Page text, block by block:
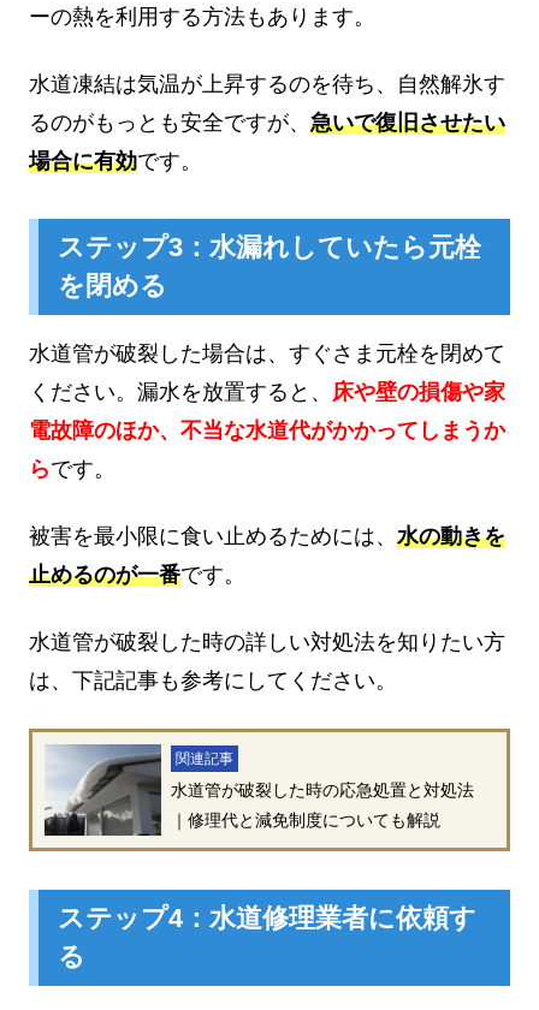
ーの熱を利用する方法もあります。
水道凍結は気温が上昇するのを待ち、自然解氷す
るのがもっとも安全ですが、 急いで復旧させたい
場合に有効です。
ステップ3：水漏れしていたら元栓
を閉める
水道管が破裂した場合は、すぐさま元栓を閉めて
ください。漏水を放置すると、 床や壁の損傷や家
電故障のほか、不当な水道代がかかってしまうか
らです。
被害を最小限に食い止めるためには、 水の動きを
止めるのが一番です。
水道管が破裂した時の詳しい対処法を知りたい方
は、下記記事も参考にしてください。
関連記事
水道管が破裂した時の応急処置と対処法
｜修理代と減免制度についても解説
ステップ4：水道修理業者に依頼す
る